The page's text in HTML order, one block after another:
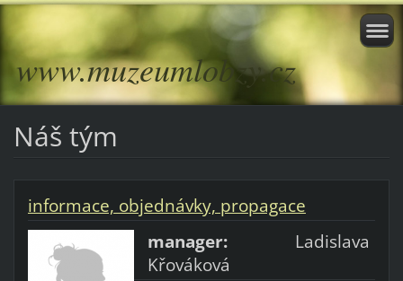
www.muzeumlobzy.cz
Náš tým
informace, objednávky, propagace
manager: Ladislava
Křováková